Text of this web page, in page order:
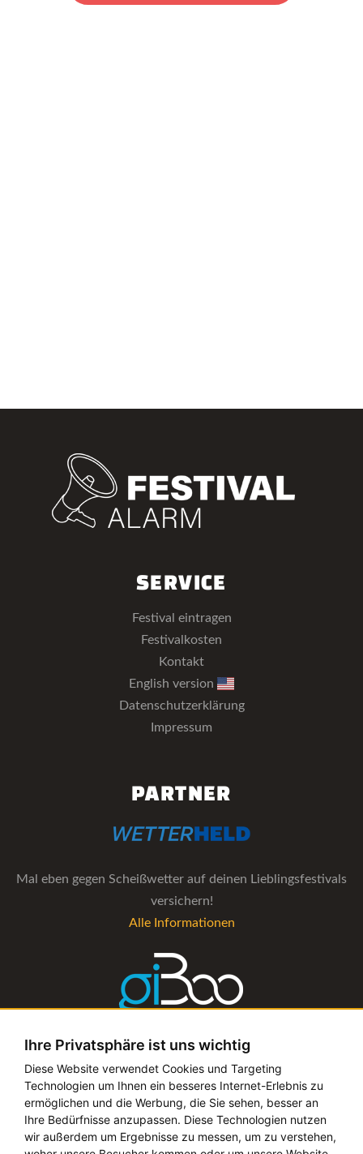
Ihre Privatsphäre ist uns wichtig
Diese Website verwendet Cookies und Targeting
Technologien um Ihnen ein besseres Internet-Erlebnis zu
ermöglichen und die Werbung, die Sie sehen, besser an
Ihre Bedürfnisse anzupassen. Diese Technologien nutzen
wir außerdem um Ergebnisse zu messen, um zu verstehen,
SERVICE
Festival eintragen
Festivalkosten
Kontakt
English version
Datenschutzerklärung
Impressum
PARTNER
Mal eben gegen Scheißwetter auf deinen Lieblingsfestivals
versichern!
Alle Informationen
Die Verwaltungs-Software für alle Künstler- und
Bookingagenturen
Alle Informationen